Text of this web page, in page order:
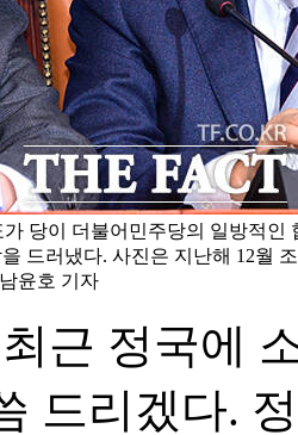
당이 더불어민주당의 일방적인
드러냈다. 사진은 지난해 12월
윤호 기자
근 정국에
드리겠다.